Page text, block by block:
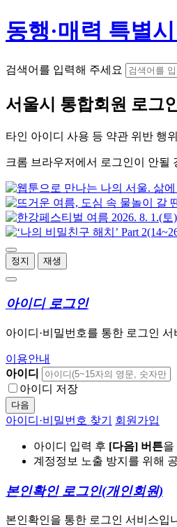
동행·매력 특별
검색어를 입력해 주세요
서울시 통합회원 로그
타인 아이디 사용 등 약관 위반 행
크롬 브라우저에서 로그인이 안될
정지 재생
아이디 로그인
아이디·비밀번호를 통한 로그인 서
이용안내
아이디
아이디 저장
다음
아이디·비밀번호 찾기 회원가입
아이디 입력 후 [다음] 버튼을
계정정보 노출 방지를 위해
본인확인 로그인(개인회원)
본인확인을 통한 로그인 서비스입